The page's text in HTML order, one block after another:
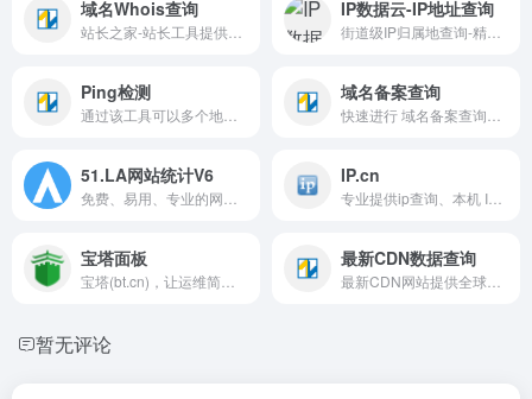
域名Whois查询 IP数据云-IP地址查询
Ping检测 域名备案查询
51.LA网站统计V6 IP.cn
宝塔面板 最新CDN数据查询
暂无评论